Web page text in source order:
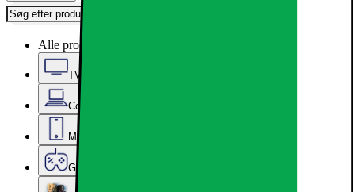
Alle produkter
TV, Lyd & Smart Home
Computer & Kontor
Mobil, Tablet & Smartwatch
Gaming